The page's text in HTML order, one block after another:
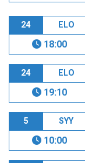
24 ELO
18:00
24 ELO
19:10
5 SYY
10:00